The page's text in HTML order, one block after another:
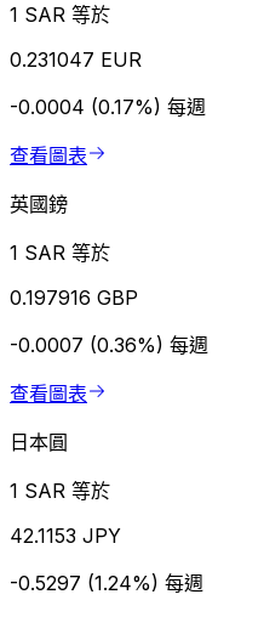
1 SAR 等於
0.231047 EUR
-0.0004 (0.17%) 每週
查看圖表
英國鎊
1 SAR 等於
0.197916 GBP
-0.0007 (0.36%) 每週
查看圖表
日本圓
1 SAR 等於
42.1153 JPY
-0.5297 (1.24%) 每週